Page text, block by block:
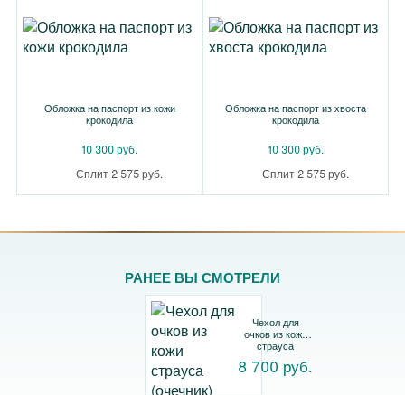
Обложка на паспорт из кожи
крокодила
10 300 руб.
Сплит 2 575 руб.
Обложка на паспорт из хвоста
крокодила
10 300 руб.
Сплит 2 575 руб.
РАНЕЕ ВЫ СМОТРЕЛИ
Чехол для
очков из кожи
страуса
(очечник)
8 700 руб.